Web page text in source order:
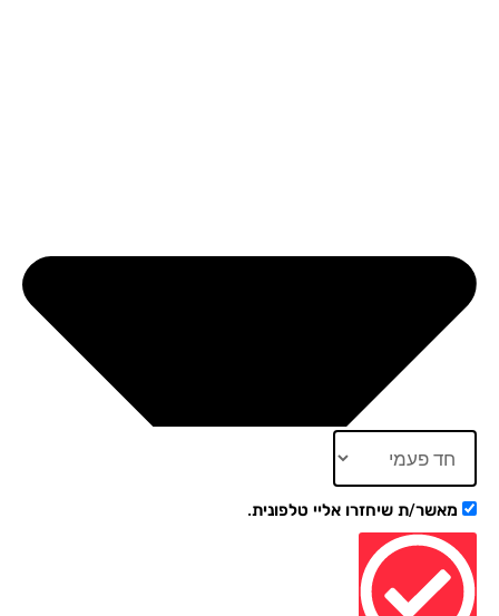
מאשר/ת שיחזרו אליי טלפונית.